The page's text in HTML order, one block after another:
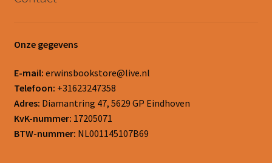
Onze gegevens
E-mail: erwinsbookstore@live.nl
Telefoon: +31623247358
Adres: Diamantring 47, 5629 GP Eindhoven
KvK-nummer: 17205071
BTW-nummer: NL001145107B69